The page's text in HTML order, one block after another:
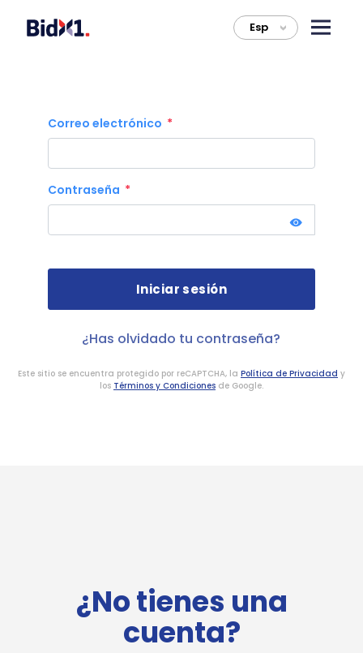
Esp >
¿No tienes una
cuenta?
Correo electrónico
Contraseña
¿Has olvidado tu contraseña?
Este sitio se encuentra protegido por reCAPTCHA, la Política de Privacidad y
los Términos y Condiciones de Google.